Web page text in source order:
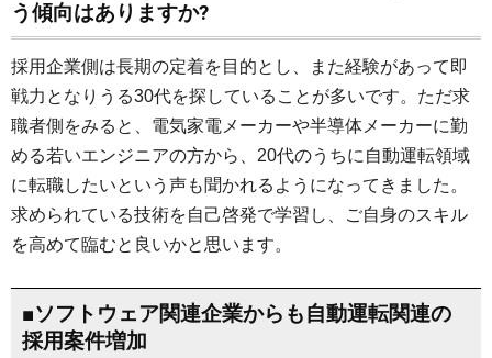
う傾向はありますか?
採用企業側は長期の定着を目的とし、また経験があって即
戦力となりうる30代を探していることが多いです。ただ求
職者側をみると、電気家電メーカーや半導体メーカーに勤
める若いエンジニアの方から、20代のうちに自動運転領域
に転職したいという声も聞かれるようになってきました。
求められている技術を自己啓発で学習し、ご自身のスキル
を高めて臨むと良いかと思います。
■ソフトウェア関連企業からも自動運転関連の
採用案件増加